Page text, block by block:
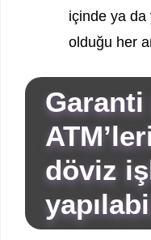
içinde ya da
olduğu her
Garanti
döviz